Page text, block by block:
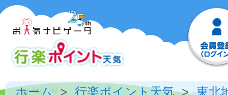
ホーム 行楽ポイント天気 東北